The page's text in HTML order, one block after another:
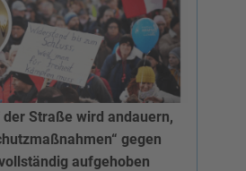
Straße wird andauern,
gegen
aufgehoben